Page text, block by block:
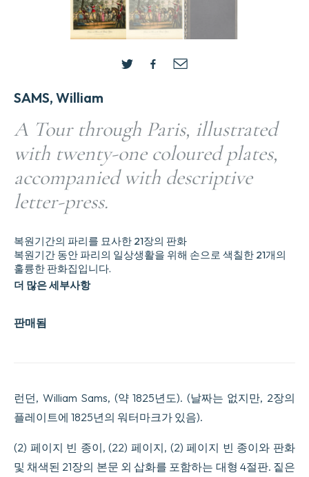
SAMS, William
A Tour through Paris, illustrated
with twenty-one coloured plates,
accompanied with descriptive
letter-press.
판매됨
복원기간의 파리를 묘사한 21장의 판화
복원기간 동안 파리의 일상생활을 위해 손으로 색칠한 21개의
훌륭한 판화집입니다.
더 많은 세부사항
런던, William Sams, (약 1825년도). (날짜는 없지만, 2장의
플레이트에 1825년의 워터마크가 있음).
(2) 페이지 빈 종이, (22) 페이지, (2) 페이지 빈 종이와 판화
및 채색된 21장의 본문 외 삽화를 포함하는 대형 4절판. 짙은